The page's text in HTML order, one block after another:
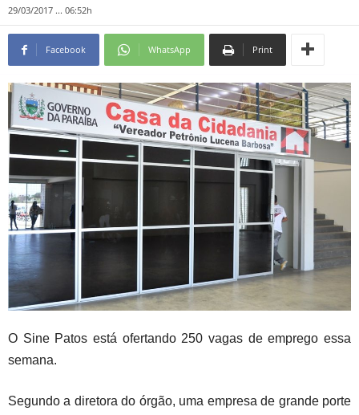
29/03/2017 ... 06:52h
Facebook WhatsApp Print
O Sine Patos está ofertando 250 vagas de emprego essa
semana.
Segundo a diretora do órgão, uma empresa de grande porte